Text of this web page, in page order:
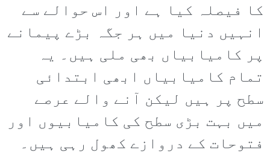
کا فیصلہ کیا ہے اور اس حوالے سے
انہیں دنیا میں ہر جگہ بڑے پیمانے
پر کامیابیاں بھی ملی ہیں۔ یہ
تمام کامیابیاں ابھی ابتدائی
سطح پر ہیں لیکن آنے والے عرصے
میں بہت بڑی سطح کی کامیابیوں اور
فتوحات کے دروازے کھول رہی ہیں۔